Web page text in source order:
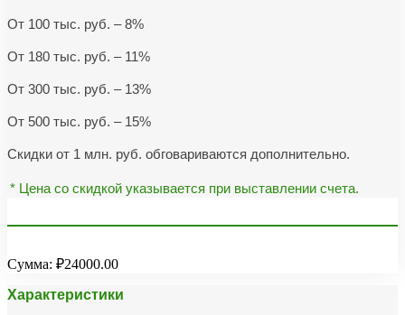
От 100 тыс. руб. – 8%
От 180 тыс. руб. – 11%
От 300 тыс. руб. – 13%
От 500 тыс. руб. – 15%
Скидки от 1 млн. руб. обговариваются дополнительно.
* Цена со скидкой указывается при выставлении счета.
Сумма: ₽24000.00
Характеристики